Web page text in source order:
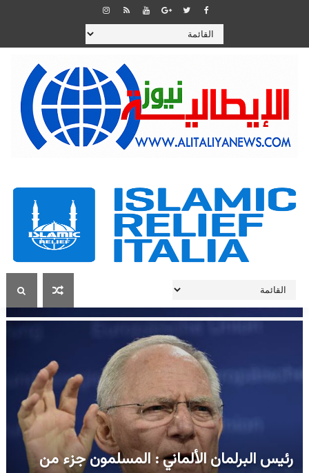
رئيس البرلمان الألماني : المسلمون جزء من